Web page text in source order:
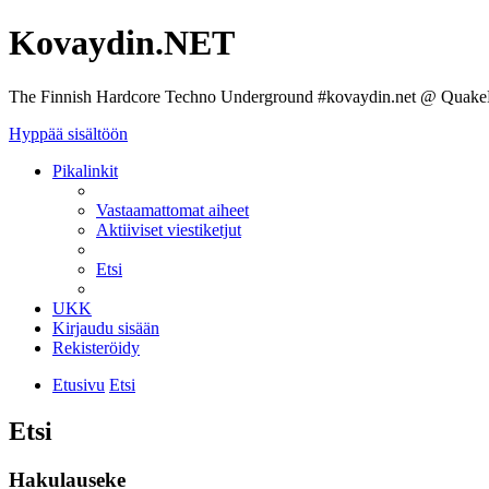
Kovaydin.NET
The Finnish Hardcore Techno Underground #kovaydin.net @
Hyppää sisältöön
Pikalinkit
Vastaamattomat aiheet
Aktiiviset viestiketjut
Etsi
UKK
Kirjaudu sisään
Rekisteröidy
Etusivu Etsi
Etsi
Hakulauseke